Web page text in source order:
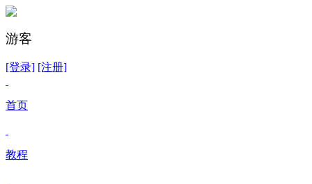
游客
[登录] [注册]
首页
教程